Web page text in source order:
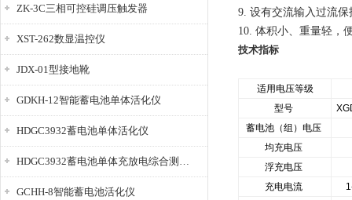
ZK-3C三相可控硅调压触发器
XST-262数显温控仪
JDX-01型接地靴
GDKH-12智能蓄电池单体活化仪
HDGC3932蓄电池单体活化仪
HDGC3932蓄电池单体充放电综合测试仪
GCHH-8智能蓄电池活化仪
9. 设有交流输入过流
10. 体积小、重量轻，
技术指标
适用电压等级
型号
蓄电池（组）电压
均充电压
浮充电压
充电电流